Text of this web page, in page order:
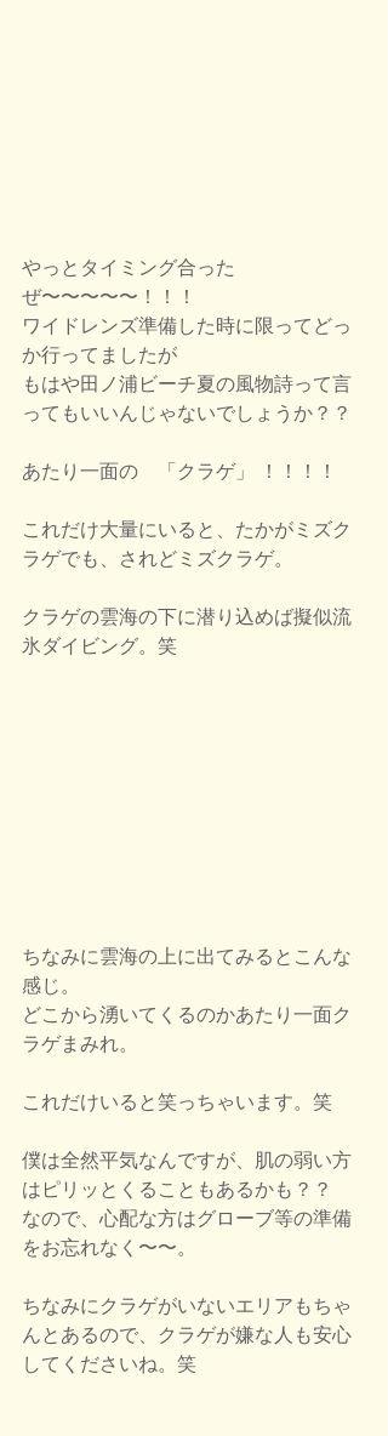
やっとタイミング合った
ぜ〜〜〜〜〜！！！
ワイドレンズ準備した時に限ってどっ
か行ってましたが
もはや田ノ浦ビーチ夏の風物詩って言
ってもいいんじゃないでしょうか？？
あたり一面の　「クラゲ」 ！！！！
これだけ大量にいると、たかがミズク
ラゲでも、されどミズクラゲ。
クラゲの雲海の下に潜り込めば擬似流
氷ダイビング。笑
ちなみに雲海の上に出てみるとこんな
感じ。
どこから湧いてくるのかあたり一面ク
ラゲまみれ。
これだけいると笑っちゃいます。笑
僕は全然平気なんですが、肌の弱い方
はピリッとくることもあるかも？？
なので、心配な方はグローブ等の準備
をお忘れなく〜〜。
ちなみにクラゲがいないエリアもちゃ
んとあるので、クラゲが嫌な人も安心
してくださいね。笑